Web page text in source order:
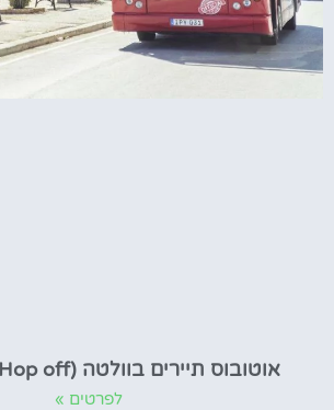
אוטובוס תיירים בוולטה (Hop on – Hop off)
לפרטים »